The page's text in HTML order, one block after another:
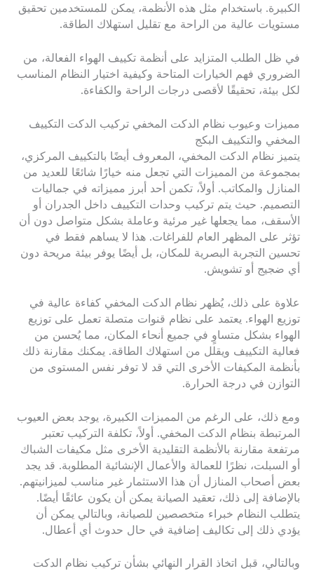
الكبيرة. باستخدام مثل هذه الأنظمة، يمكن للمستخدمين تحقيق
مستويات عالية من الراحة مع تقليل استهلاك الطاقة.
في ظل الطلب المتزايد على أنظمة تكييف الهواء الفعالة، من
الضروري فهم الخيارات المتاحة وكيفية اختيار النظام المناسب
لكل بيئة، تحقيقًا لأقصى درجات الراحة والكفاءة.
مميزات وعيوب نظام الدكت المخفي تركيب الدكت التكييف
المخفي والتكييف البكج
يتميز نظام الدكت المخفي، المعروف أيضًا بالتكييف المركزي،
بمجموعة من المميزات التي تجعل منه خيارًا شائعًا للعديد من
المنازل والمكاتب. أولاً، تكمن أحد أبرز مميزاته في جماليات
التصميم. حيث يتم تركيب وحدات التكييف داخل الجدران أو
الأسقف، مما يجعلها غير مرئية وعاملة بشكل متواصل دون أن
تؤثر على المظهر العام للفراغات. هذا لا يساهم فقط في
تحسين التجربة البصرية للمكان، بل أيضًا يوفر بيئة مريحة دون
أي ضجيج أو تشويش.
علاوة على ذلك، يُظهر نظام الدكت المخفي كفاءة عالية في
توزيع الهواء. يعتمد على نظام قنوات متصلة تعمل على توزيع
الهواء بشكل متساوٍ في جميع أنحاء المكان، مما يُحسن من
فعالية التكييف ويقلل من استهلاك الطاقة. يمكنك مقارنة ذلك
بأنظمة المكيفات الأخرى التي قد لا توفر نفس المستوى من
التوازن في درجة الحرارة.
ومع ذلك، على الرغم من المميزات الكبيرة، يوجد بعض العيوب
المرتبطة بنظام الدكت المخفي. أولاً، تكلفة التركيب تعتبر
مرتفعة مقارنة بالأنظمة التقليدية الأخرى مثل مكيفات الشباك
أو السبلت، نظرًا للعمالة والأعمال الإنشائية المطلوبة. قد يجد
بعض أصحاب المنازل أن هذا الاستثمار غير مناسب لميزانيتهم.
بالإضافة إلى ذلك، تعقيد الصيانة يمكن أن يكون عائقًا أيضًا.
يتطلب النظام خبراء متخصصين للصيانة، وبالتالي يمكن أن
يؤدي ذلك إلى تكاليف إضافية في حال حدوث أي أعطال.
وبالتالي، قبل اتخاذ القرار النهائي بشأن تركيب نظام الدكت